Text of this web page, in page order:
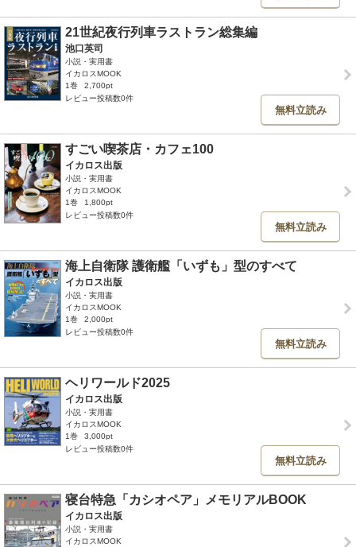
21世紀夜行列車ラストラン総集編
池口英司
小説・実用書
イカロスMOOK
1巻
2,700pt
レビュー投稿数0件
無料立読み
すごい喫茶店・カフェ100
イカロス出版
小説・実用書
イカロスMOOK
1巻
1,800pt
レビュー投稿数0件
無料立読み
海上自衛隊 護衛艦「いずも」型のすべて
イカロス出版
小説・実用書
イカロスMOOK
1巻
2,000pt
レビュー投稿数0件
無料立読み
ヘリワールド2025
イカロス出版
小説・実用書
イカロスMOOK
1巻
3,000pt
レビュー投稿数0件
無料立読み
寝台特急「カシオペア」メモリアルBOOK
イカロス出版
小説・実用書
イカロスMOOK